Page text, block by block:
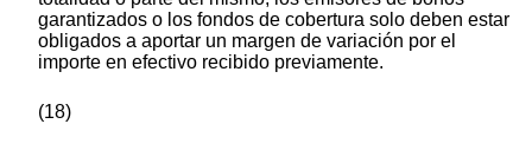
garantizados o los fondos de cobertura solo deben estar
obligados a aportar un margen de variación por el
importe en efectivo recibido previamente.
(18)